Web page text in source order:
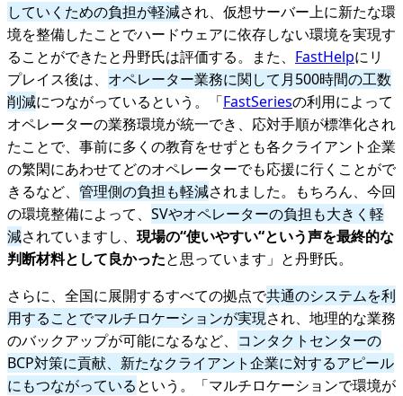
していくための負担が軽減され、仮想サーバー上に新たな環
境を整備したことでハードウェアに依存しない環境を実現す
ることができたと丹野氏は評価する。また、 FastHelpにリ
プレイス後は、 オペレーター業務に関して月500時間の工数
削減につながっているという。「FastSeriesの利用によって
オペレーターの業務環境が統一でき、応対手順が標準化され
たことで、事前に多くの教育をせずとも各クライアント企業
の繁閑にあわせてどのオペレーターでも応援に行くことがで
きるなど、 管理側の負担も軽減されました。もちろん、今回
の環境整備によって、 SVやオペレーターの負担も大きく軽
減されていますし、 現場の“使いやすい“という声を最終的な
判断材料として良かったと思っています」と丹野氏。
さらに、全国に展開するすべての拠点で共通のシステムを利
用することでマルチロケーションが実現され、地理的な業務
のバックアップが可能になるなど、 コンタクトセンターの
BCP対策に貢献、新たなクライアント企業に対するアピール
にもつながっているという。「マルチロケーションで環境が